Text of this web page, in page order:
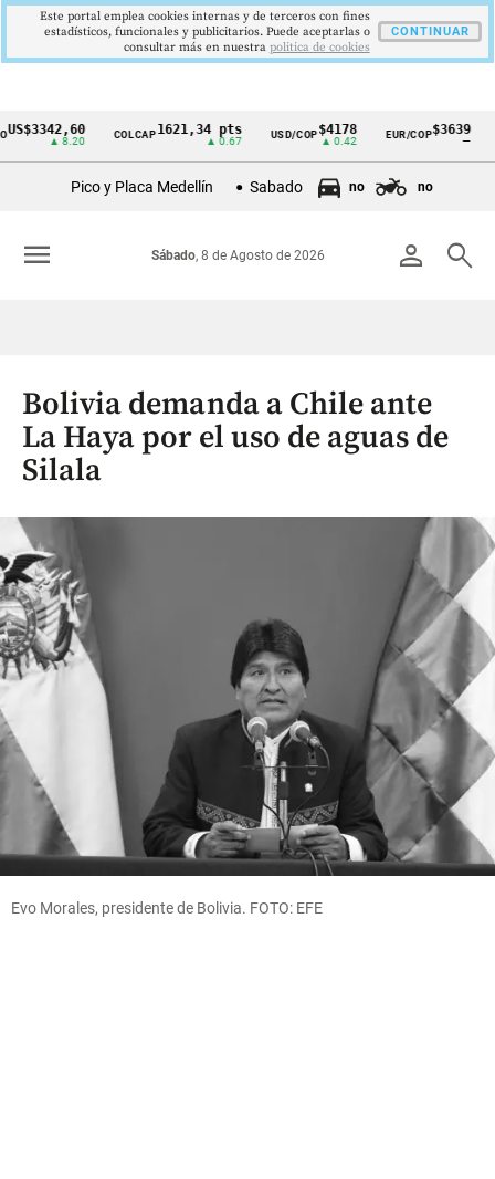
Cintillo
Colombia
▲ 8.20
COLCAP 1621,34 pts
▲ 0.67
USD/COP$4178
▲ 0.42
EUR/COP$3639
Pico y Placa Medellín Sabado no no
person search
Sábado, 8 de Agosto de 2026
menu
Bolivia demanda a Chile ante
La Haya por el uso de aguas de
Silala
Evo Morales, presidente de Bolivia. FOTO: EFE
Este portal emplea cookies internas y de terceros con fines
estadísticos, funcionales y publicitarios. Puede aceptarlas o
consultar más en nuestra politica de cookies
CONTINUAR